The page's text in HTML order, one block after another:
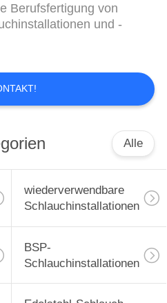
Berufsfertigung von
und -
Alle
wiederverwendbare
Schlauchinstallationen
BSP-
Schlauchinstallationen